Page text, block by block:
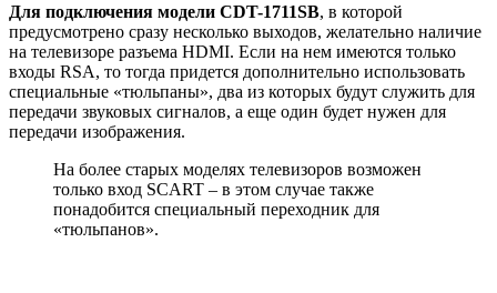
Для подключения модели CDT-1711SB, в которой
предусмотрено сразу несколько выходов, желательно наличие
на телевизоре разъема HDMI. Если на нем имеются только
входы RSA, то тогда придется дополнительно использовать
специальные «тюльпаны», два из которых будут служить для
передачи звуковых сигналов, а еще один будет нужен для
передачи изображения.
На более старых моделях телевизоров возможен
только вход SCART – в этом случае также
понадобится специальный переходник для
«тюльпанов».